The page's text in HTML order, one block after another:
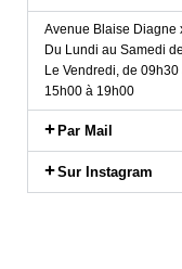
Avenue Blaise Diagne
Du Lundi au Samedi
Le Vendredi, de
15h00 à 19h00
Par Mail
Sur Instagram